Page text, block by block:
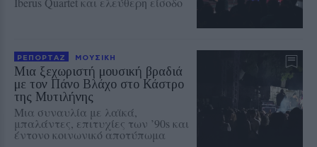
ΡΕΠΟΡΤΑΖ ΜΟΥΣΙΚΗ
Μια ξεχωριστή μουσική βραδιά
με τον Πάνο Βλάχο στο Κάστρο
της Μυτιλήνης
Μια συναυλία με λαϊκά,
μπαλάντες, επιτυχίες των ’90s και
έντονο κοινωνικό αποτύπωμα